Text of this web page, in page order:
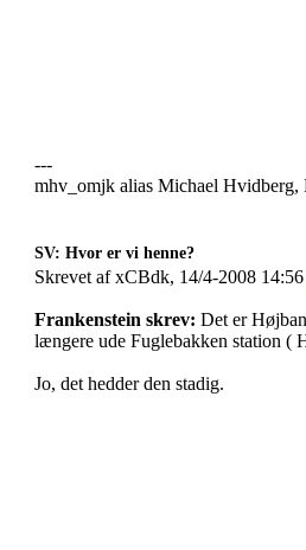
---
mhv_omjk alias Michael
SV: Hvor er vi henne?
Skrevet af xCBdk, 14/4-2008
Frankenstein skrev: Det er
længere ude Fuglebakken station (
Jo, det hedder den stadig.